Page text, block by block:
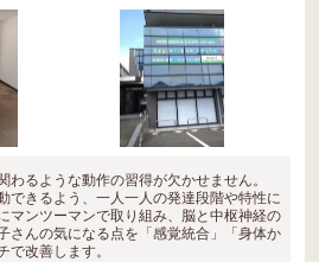
るような動作の習得が欠かせません。
できるよう、一人一人の発達段階や特性に
マンツーマンで取り組み、脳と中枢神経の
さんの気になる点を「感覚統合」「身体か
で改善します。